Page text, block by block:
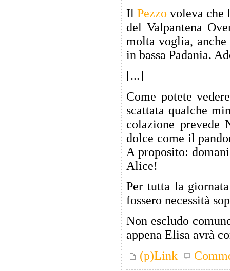
Il Pezzo voleva che
del Valpantena
molta voglia, anche
in bassa Padania.
[...]
Come potete
scattata qualche
colazione prevede
dolce come il
A proposito:
Alice!
Per tutta la
fossero necessità
Non escludo
appena Elisa avrà
(p)Link